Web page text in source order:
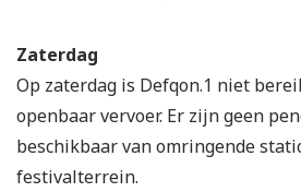
Zaterdag
Op zaterdag is Defqon.1 niet
openbaar vervoer. Er zijn geen
beschikbaar van omringende
festivalterrein.